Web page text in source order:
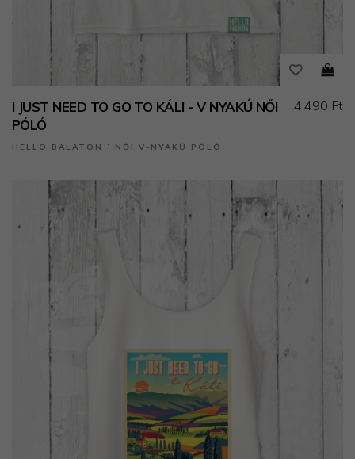
I JUST NEED TO GO TO KÁLI - V NYAKÚ NŐI
PÓLÓ
HELLO BALATON ˙ NŐI V-NYAKÚ PÓLÓ
4.490 Ft